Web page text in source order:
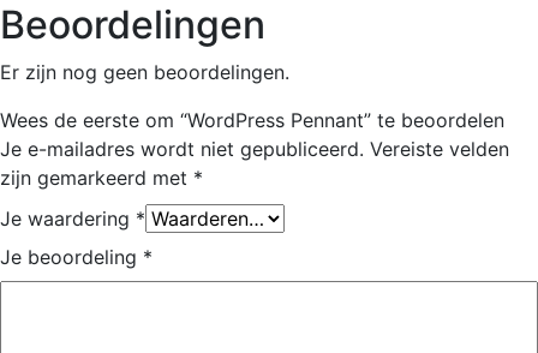
Beoordelingen
Er zijn nog geen beoordelingen.
Wees de eerste om “WordPress Pennant” te beoordelen
Je e-mailadres wordt niet gepubliceerd. Vereiste velden
zijn gemarkeerd met *
Je waardering *
Je beoordeling *